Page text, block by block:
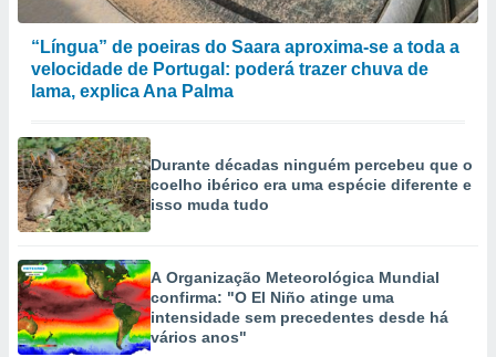
de dados
e melhorar
dados
através
“Língua” de poeiras do Saara aproxima-se a toda a
velocidade de Portugal: poderá trazer chuva de
lama, explica Ana Palma
Durante décadas ninguém percebeu que o
coelho ibérico era uma espécie diferente e
isso muda tudo
A Organização Meteorológica Mundial
confirma: "O El Niño atinge uma
intensidade sem precedentes desde há
vários anos"